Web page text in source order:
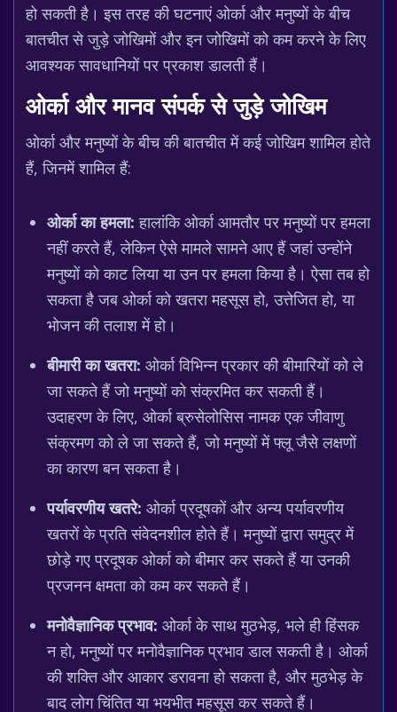
हो सकती है। इस तरह की घटनाएं ओर्का और मनुष्यों के बीच
बातचीत से जुड़े जोखिमों और इन जोखिमों को कम करने के लिए
आवश्यक सावधानियों पर प्रकाश डालती हैं।
ओर्का और मानव संपर्क से जुड़े जोखिम
ओर्का और मनुष्यों के बीच की बातचीत में कई जोखिम शामिल होते
हैं, जिनमें शामिल हैं:
ओर्का का हमला: हालांकि ओर्का आमतौर पर मनुष्यों पर हमला
नहीं करते हैं, लेकिन ऐसे मामले सामने आए हैं जहां उन्होंने
मनुष्यों को काट लिया या उन पर हमला किया है। ऐसा तब हो
सकता है जब ओर्का को खतरा महसूस हो, उत्तेजित हो, या
भोजन की तलाश में हो।
बीमारी का खतरा: ओर्का विभिन्न प्रकार की बीमारियों को ले
जा सकते हैं जो मनुष्यों को संक्रमित कर सकती हैं।
उदाहरण के लिए, ओर्का ब्रुसेलोसिस नामक एक जीवाणु
संक्रमण को ले जा सकते हैं, जो मनुष्यों में फ्लू जैसे लक्षणों
का कारण बन सकता है।
पर्यावरणीय खतरे: ओर्का प्रदूषकों और अन्य पर्यावरणीय
खतरों के प्रति संवेदनशील होते हैं। मनुष्यों द्वारा समुद्र में
छोड़े गए प्रदूषक ओर्का को बीमार कर सकते हैं या उनकी
प्रजनन क्षमता को कम कर सकते हैं।
मनोवैज्ञानिक प्रभाव: ओर्का के साथ मुठभेड़, भले ही हिंसक
न हो, मनुष्यों पर मनोवैज्ञानिक प्रभाव डाल सकती है। ओर्का
की शक्ति और आकार डरावना हो सकता है, और मुठभेड़ के
बाद लोग चिंतित या भयभीत महसूस कर सकते हैं।